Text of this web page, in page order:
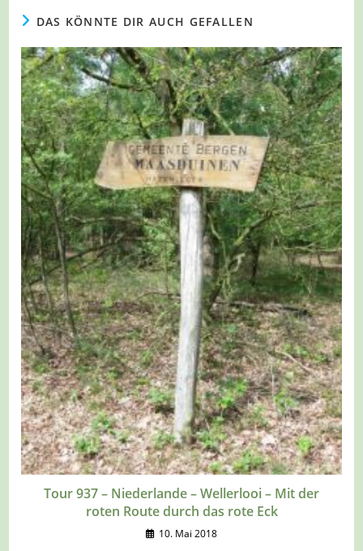
DAS KÖNNTE DIR AUCH GEFALLEN
Tour 937 – Niederlande – Wellerlooi – Mit der
roten Route durch das rote Eck
10. Mai 2018